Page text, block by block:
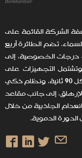
الشركة القائمة على
تضم الطائرة أربع
الخصوصية، إلى
التجهيزات على
نظام Pur Air الذي يجدد هواء المقصورة كل 90 ثانية، ونظام ذكي
إلى جانب مقاعد
الجاذبية من خلال
الدموية.